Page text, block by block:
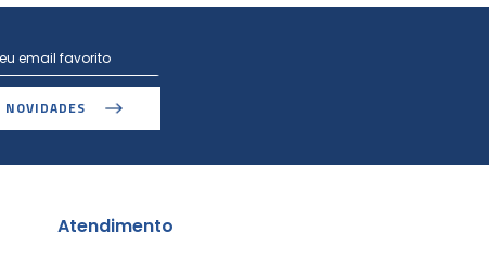
NOVIDADES
Atendimento